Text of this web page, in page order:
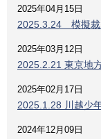
2025年04月15日
2025.3.24 模擬裁
2025年03月12日
2025.2.21 東京地
2025年02月17日
2025.1.28 川越少
2024年12月09日